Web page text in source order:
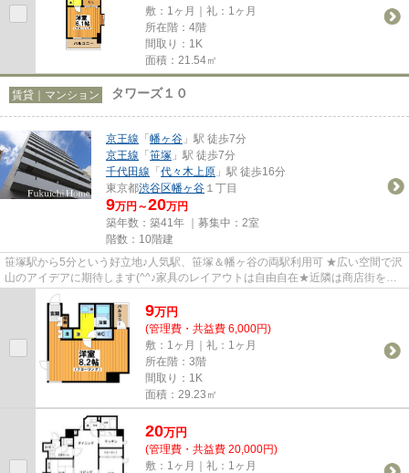
敷：1ヶ月｜礼：1ヶ月
所在階：4階
間取り：1K
面積：21.54㎡
賃貸｜マンション タワーズ１０
京王線 「幡ヶ谷 」駅 徒歩7分
京王線 「笹塚 」駅 徒歩7分
千代田線 「代々木上原 」駅 徒歩16分
東京都渋谷区幡ヶ谷 １丁目
9万円～20万円
築年数：築41年 ｜募集中： 2室
階数：10階建
笹塚駅から5分という好立地♪人気駅、笹塚＆幡ヶ谷の両駅利用可 ★広い空間で沢
山のアイデアに期待します(^^♪家具のレイアウトは自由自在★近隣は商店街を始
めスーパー・コンビニも近く住...
9万円
(管理費・共益費 6,000円)
敷：1ヶ月｜礼：1ヶ月
所在階：3階
間取り：1K
面積：29.23㎡
20万円
(管理費・共益費 20,000円)
敷：1ヶ月｜礼：1ヶ月